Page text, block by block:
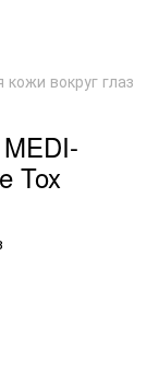
вокруг глаз
Tox